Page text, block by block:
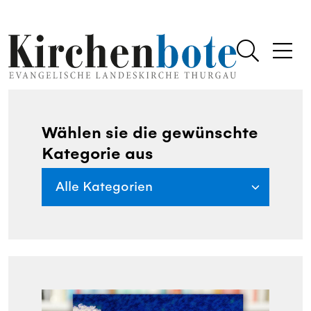
Wählen sie die gewünschte
Kategorie aus